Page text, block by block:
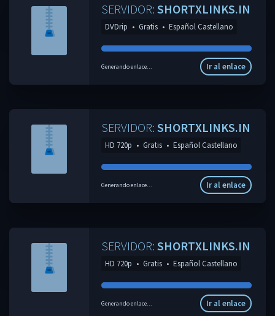
SERVIDOR: SHORTXLINKS.IN
DVDrip • Gratis • Español Castellano
Generando enlace... Ir al enlace
SERVIDOR: SHORTXLINKS.IN
HD 720p • Gratis • Español Castellano
Generando enlace... Ir al enlace
SERVIDOR: SHORTXLINKS.IN
HD 720p • Gratis • Español Castellano
Generando enlace... Ir al enlace